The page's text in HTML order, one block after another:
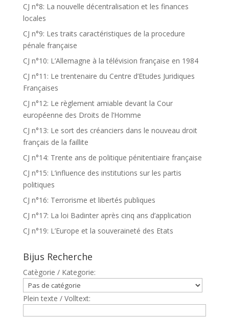
CJ n°8: La nouvelle décentralisation et les finances
locales
CJ n°9: Les traits caractéristiques de la procedure
pénale française
CJ n°10: L’Allemagne à la télévision française en 1984
CJ n°11: Le trentenaire du Centre d’Etudes Juridiques
Françaises
CJ n°12: Le règlement amiable devant la Cour
européenne des Droits de l’Homme
CJ n°13: Le sort des créanciers dans le nouveau droit
français de la faillite
CJ n°14: Trente ans de politique pénitentiaire française
CJ n°15: L’influence des institutions sur les partis
politiques
CJ n°16: Terrorisme et libertés publiques
CJ n°17: La loi Badinter après cinq ans d’application
CJ n°19: L’Europe et la souveraineté des Etats
Bijus Recherche
Catègorie / Kategorie:
Plein texte / Volltext: